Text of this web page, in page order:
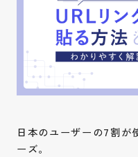
日本のユーザーの7割
ーズ。